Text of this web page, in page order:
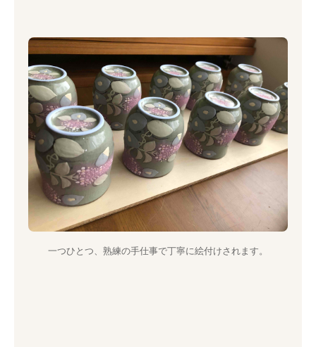
一つひとつ、熟練の手仕事で丁寧に絵付けされます。